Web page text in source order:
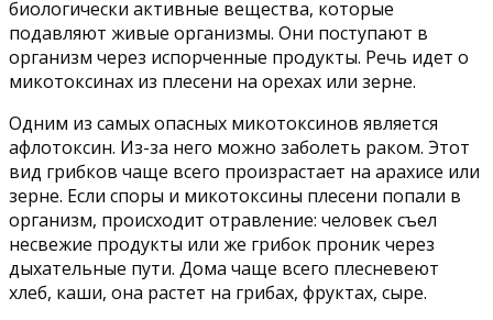
биологически активные вещества, которые
подавляют живые организмы. Они поступают в
организм через испорченные продукты. Речь идет о
микотоксинах из плесени на орехах или зерне.
Одним из самых опасных микотоксинов является
афлотоксин. Из-за него можно заболеть раком. Этот
вид грибков чаще всего произрастает на арахисе или
зерне. Если споры и микотоксины плесени попали в
организм, происходит отравление: человек съел
несвежие продукты или же грибок проник через
дыхательные пути. Дома чаще всего плесневеют
хлеб, каши, она растет на грибах, фруктах, сыре.